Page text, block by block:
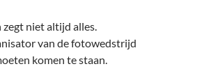
niet altijd alles.
van de fotowedstrijd
komen te staan.